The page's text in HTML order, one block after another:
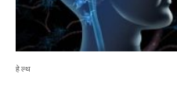
हेल्थ